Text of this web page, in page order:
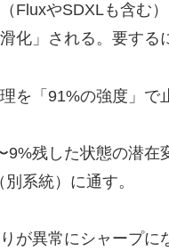
FluxやSDXLも含む
化」される。要する
を「91%の強度」で
9%残した状態の潜在
系統）に通す。
が異常にシャープに